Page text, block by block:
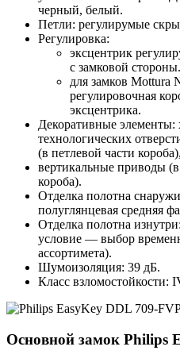
черный, белый.
Петли: регулирумые
Регулировка:
эксцентрик
с замковой стороны.
для замков Mottura
регулировочная
эксцентрика.
Декоративные
технологических
(в петлевой части короба),
вертикальные приводы
короба).
Отделка полотна
полуглянцевая средняя
Отделка полотна
условие — выбор
ассортимета).
Шумоизоляция: 39 дБ.
Класс взломостойкости:
Основной замок Philips